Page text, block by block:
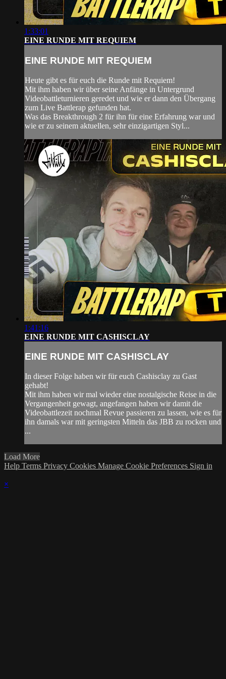
1:33:01
EINE RUNDE MIT REQUIEM
EINE RUNDE MIT REQUIEM
Heute gibt es für euch die Runde mit Requiem!
Mit ihm haben wir über seine Anfänge in Untergrund
Videobattleturnieren geredet und wie er dann den Übergang
zum Live Battlerap gefunden hat.
Was das Breakthrough 2 für ihn für eine Erfahrung war und
wie er zu seinem aktuellen, sehr einzigartigen Styl...
1:41:16
EINE RUNDE MIT CASHISCLAY
EINE RUNDE MIT CASHISCLAY
In dieser Folge haben wir für euch Cashisclay zu Gast
gehabt!
Mit ihm haben wir mal wieder eine nostalgische Reise in die
Vergangenheit gewagt, angefangen haben wir damit die
Videobattlezeit nochmal Revue passieren zu lassen, wie es für
ihn damals war mit geringsten Mitteln das JBB zu rocken und
...
Load More
Help Terms Privacy Cookies Manage Cookie Preferences Sign in
×